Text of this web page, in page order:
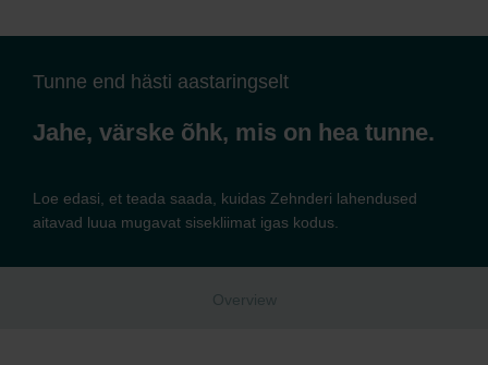
Tunne end hästi aastaringselt
Jahe, värske õhk, mis on hea tunne.
Loe edasi, et teada saada, kuidas Zehnderi lahendused
aitavad luua mugavat sisekliimat igas kodus.
Overview